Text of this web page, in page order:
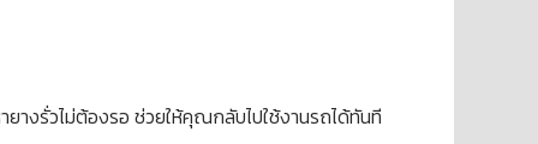
างรั่วไม่ต้องรอ ช่วยให้คุณกลับไปใช้งานรถได้ทันที